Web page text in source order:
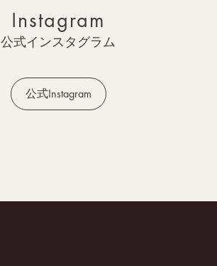
Instagram
公式インスタグラム
公式Instagram